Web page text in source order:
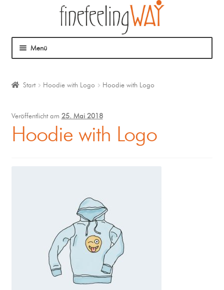
Menü
Coaching
Start Hoodie with Logo Hoodie with Logo
Veröffentlicht am 25. Mai 2018
Hoodie with Logo